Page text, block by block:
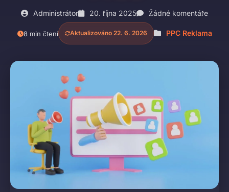
Administrátor 20. října 2025 Žádné komentáře
8 min čtení Aktualizováno 22. 6. 2026 PPC Reklama